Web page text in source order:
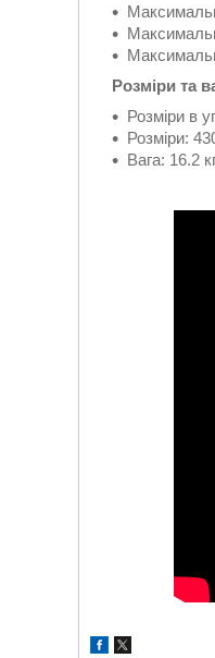
Розміри та
Розміри в
Розміри:
Вага: 16.2